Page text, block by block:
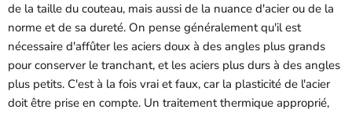
de la taille du couteau, mais aussi de la nuance d'acier ou de la
norme et de sa dureté. On pense généralement qu'il est
nécessaire d'affûter les aciers doux à des angles plus grands
pour conserver le tranchant, et les aciers plus durs à des angles
plus petits. C'est à la fois vrai et faux, car la plasticité de l'acier
doit être prise en compte. Un traitement thermique approprié,